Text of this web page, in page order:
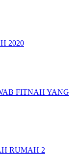
2020
FITNAH YANG
RUMAH 2